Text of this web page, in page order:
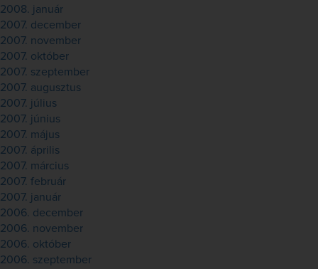
2008. január
2007. december
2007. november
2007. október
2007. szeptember
2007. augusztus
2007. július
2007. június
2007. május
2007. április
2007. március
2007. február
2007. január
2006. december
2006. november
2006. október
2006. szeptember